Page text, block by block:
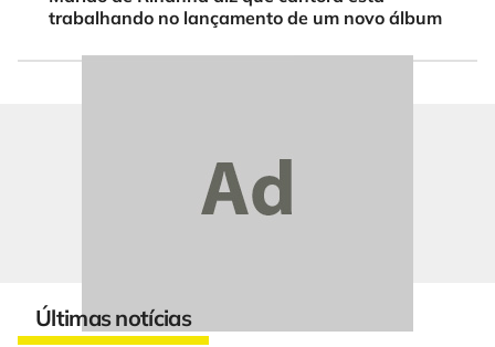
trabalhando no lançamento de um novo álbum
Últimas notícias